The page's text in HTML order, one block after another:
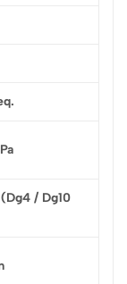
/ Dg10